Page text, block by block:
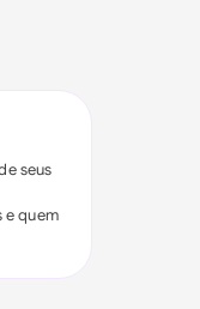
seus
e quem